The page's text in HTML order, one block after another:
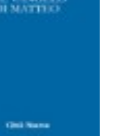
LEGGI TUTTO